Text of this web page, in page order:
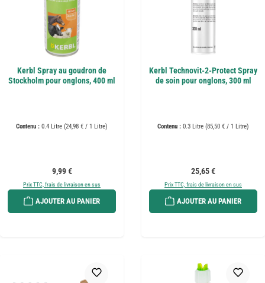
Kerbl Spray au goudron de
Stockholm pour onglons, 400 ml
Contenu : 0.4 Litre (24,98 € / 1 Litre)
Prix régulier :
9,99 €
Prix TTC, frais de livraison en sus
AJOUTER AU PANIER
Kerbl Technovit-2-Protect Spray
de soin pour onglons, 300 ml
Contenu : 0.3 Litre (85,50 € / 1 Litre)
Prix régulier :
25,65 €
Prix TTC, frais de livraison en sus
AJOUTER AU PANIER